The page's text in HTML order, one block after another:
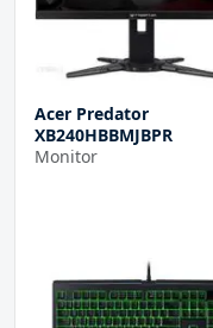
Acer Predator
XB240HBBMJBPR
Monitor